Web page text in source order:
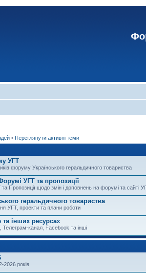
• Переглянути активні теми
УГТ
форуму Українського геральдичного товариства
УГТ та пропозиції
та Пропозиції щодо змін і доповнень на форумі та сайті
геральдичного товариства
УГТ, проекти та плани роботи
інших ресурсах
Телеграм-канал, Facebook та інші
2026 років